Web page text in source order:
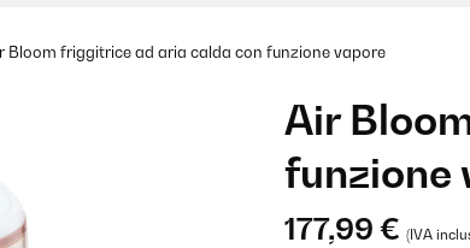
Bloom friggitrice ad aria calda con funzione vapore
Air
funzione
177,99 € (IVA